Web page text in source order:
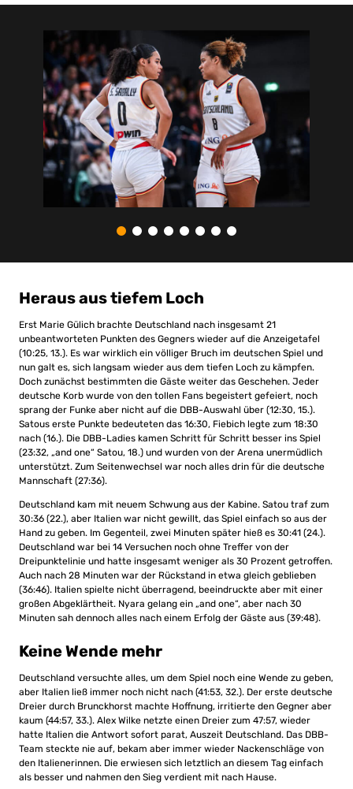
Heraus aus tiefem Loch
Erst Marie Gülich brachte Deutschland nach insgesamt 21
unbeantworteten Punkten des Gegners wieder auf die Anzeigetafel
(10:25, 13.). Es war wirklich ein völliger Bruch im deutschen Spiel und
nun galt es, sich langsam wieder aus dem tiefen Loch zu kämpfen.
Doch zunächst bestimmten die Gäste weiter das Geschehen. Jeder
deutsche Korb wurde von den tollen Fans begeistert gefeiert, noch
sprang der Funke aber nicht auf die DBB-Auswahl über (12:30, 15.).
Satous erste Punkte bedeuteten das 16:30, Fiebich legte zum 18:30
nach (16.). Die DBB-Ladies kamen Schritt für Schritt besser ins Spiel
(23:32, „and one“ Satou, 18.) und wurden von der Arena unermüdlich
unterstützt. Zum Seitenwechsel war noch alles drin für die deutsche
Mannschaft (27:36).
Deutschland kam mit neuem Schwung aus der Kabine. Satou traf zum
30:36 (22.), aber Italien war nicht gewillt, das Spiel einfach so aus der
Hand zu geben. Im Gegenteil, zwei Minuten später hieß es 30:41 (24.).
Deutschland war bei 14 Versuchen noch ohne Treffer von der
Dreipunktelinie und hatte insgesamt weniger als 30 Prozent getroffen.
Auch nach 28 Minuten war der Rückstand in etwa gleich geblieben
(36:46). Italien spielte nicht überragend, beeindruckte aber mit einer
großen Abgeklärtheit. Nyara gelang ein „and one“, aber nach 30
Minuten sah dennoch alles nach einem Erfolg der Gäste aus (39:48).
Keine Wende mehr
Deutschland versuchte alles, um dem Spiel noch eine Wende zu geben,
aber Italien ließ immer noch nicht nach (41:53, 32.). Der erste deutsche
Dreier durch Brunckhorst machte Hoffnung, irritierte den Gegner aber
kaum (44:57, 33.). Alex Wilke netzte einen Dreier zum 47:57, wieder
hatte Italien die Antwort sofort parat, Auszeit Deutschland. Das DBB-
Team steckte nie auf, bekam aber immer wieder Nackenschläge von
den Italienerinnen. Die erwiesen sich letztlich an diesem Tag einfach
als besser und nahmen den Sieg verdient mit nach Hause.